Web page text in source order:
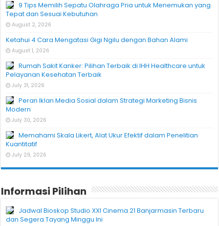
9 Tips Memilih Sepatu Olahraga Pria untuk Menemukan yang
Tepat dan Sesuai Kebutuhan
August 2, 2026
Ketahui 4 Cara Mengatasi Gigi Ngilu dengan Bahan Alami
August 1, 2026
Rumah Sakit Kanker: Pilihan Terbaik di IHH Healthcare untuk
Pelayanan Kesehatan Terbaik
July 31, 2026
Peran Iklan Media Sosial dalam Strategi Marketing Bisnis
Modern
July 30, 2026
Memahami Skala Likert, Alat Ukur Efektif dalam Penelitian
Kuantitatif
July 29, 2026
Informasi Pilihan
Jadwal Bioskop Studio XXI Cinema 21 Banjarmasin Terbaru
dan Segera Tayang Minggu Ini